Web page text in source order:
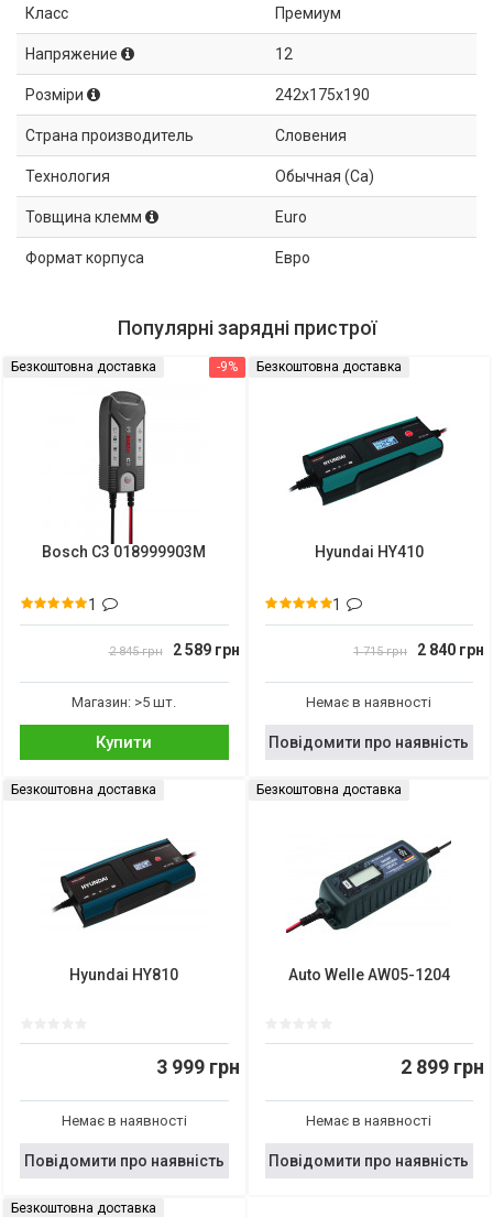
Класс Премиум
Напряжение 12
Розміри 242x175x190
Страна производитель Словения
Технология Обычная (Ca)
Товщина клемм Euro
Формат корпуса Евро
Популярні зарядні пристрої
-9%
Безкоштовна доставка
Bosch C3 018999903M
1
2 845 грн 2 589 грн
Магазин: >5 шт.
Купити
Безкоштовна доставка
Hyundai HY410
1
1 715 грн 2 840 грн
Немає в наявності
Повідомити про наявність
Безкоштовна доставка
Hyundai HY810
3 999 грн
Немає в наявності
Повідомити про наявність
Безкоштовна доставка
Auto Welle AW05-1204
2 899 грн
Немає в наявності
Повідомити про наявність
Безкоштовна доставка